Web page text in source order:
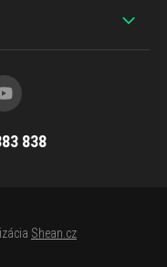
838
Shean.cz